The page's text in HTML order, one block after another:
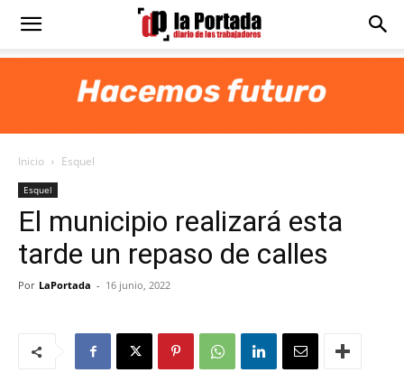
Diario
Portada
Inicio Esquel
Esquel
El municipio realizará esta
tarde un repaso de calles
Por LaPortada - 16 junio, 2022